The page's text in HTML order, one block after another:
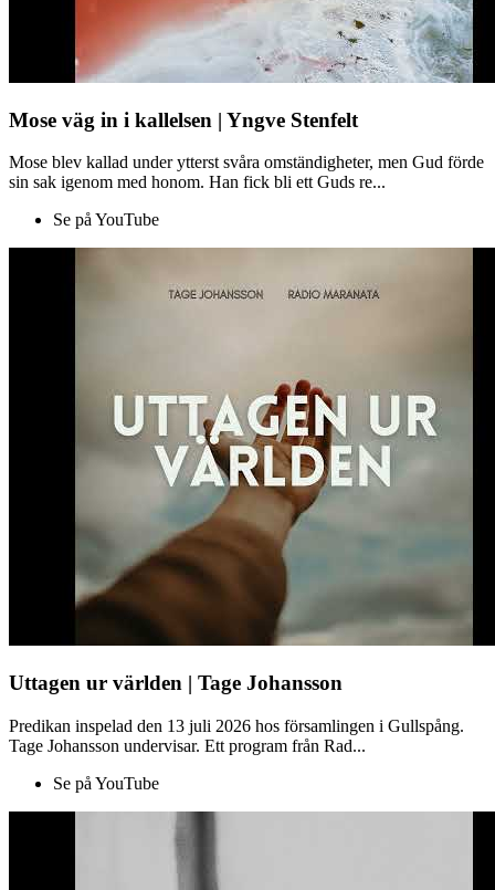
Mose väg in i kallelsen | Yngve Stenfelt
Mose blev kallad under ytterst svåra omständigheter, men Gud förde
sin sak igenom med honom. Han fick bli ett Guds re...
Se på YouTube
Uttagen ur världen | Tage Johansson
Predikan inspelad den 13 juli 2026 hos församlingen i Gullspång.
Tage Johansson undervisar. Ett program från Rad...
Se på YouTube